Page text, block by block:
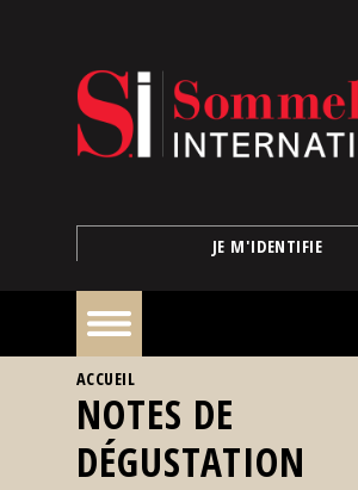
JE M'IDENTIFIE
À
la
une
VOUS ÊTES ICI
ACCUEIL
NOTES DE
DÉGUSTATION